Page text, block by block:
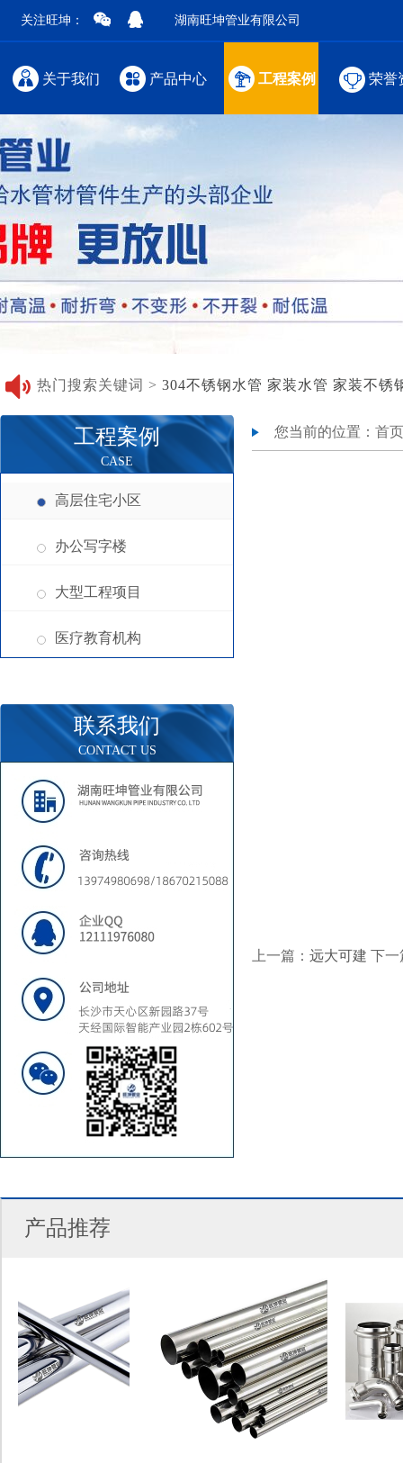
关注旺坤： 湖南旺坤管业有限公司
关于我们 产品中心 工程案例 荣誉
热门搜索关键词 > 304不锈钢水管 家装水管 家装不锈
工程案例
CASE
高层住宅小区
办公写字楼
大型工程项目
医疗教育机构
联系我们
CONTACT US
您当前的位置： 首页
上一篇： 远大可建 下一
产品推荐